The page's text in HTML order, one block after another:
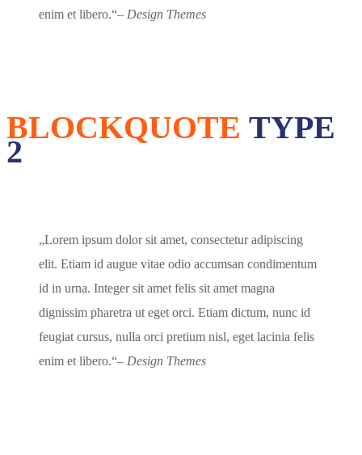
enim et libero. – Design Themes
BLOCKQUOTE TYPE
2
Lorem ipsum dolor sit amet, consectetur adipiscing
elit. Etiam id augue vitae odio accumsan condimentum
id in urna. Integer sit amet felis sit amet magna
dignissim pharetra ut eget orci. Etiam dictum, nunc id
feugiat cursus, nulla orci pretium nisl, eget lacinia felis
enim et libero. – Design Themes